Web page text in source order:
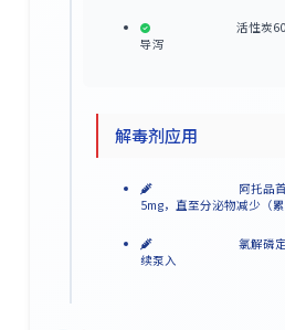
活性炭60g经胃
导泻
解毒剂应用
阿托品首剂
5mg，直至分泌物减少（
氯解磷定2.0g
续泵入